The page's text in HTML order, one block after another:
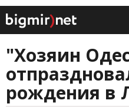
"Хозяин
рождения в